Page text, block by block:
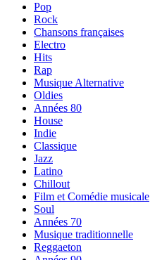
Pop
Rock
Chansons françaises
Electro
Hits
Rap
Musique Alternative
Oldies
Années 80
House
Indie
Classique
Jazz
Latino
Chillout
Film et Comédie musicale
Soul
Années 70
Musique traditionnelle
Reggaeton